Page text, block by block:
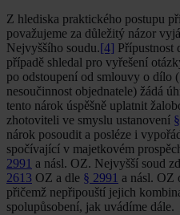
Z hlediska praktického postupu
považujeme za důležitý názor
Nejvyššího soudu.[4] Přípustnost
případě shledal pro vyřešení
po odstoupení od smlouvy o dílo
nesoučinnost objednatele) žádá
tento nárok úspěšně uplatnit
zhotoviteli ve smyslu ustanovení
nárok posoudit a posléze i
spočívající v majetkovém
2991 a násl. OZ. Nejvyšší soud
2613 OZ a dle § 2991 a násl. OZ
přičemž nepřipouští jejich
spolupůsobení, jak uvádíme dále.